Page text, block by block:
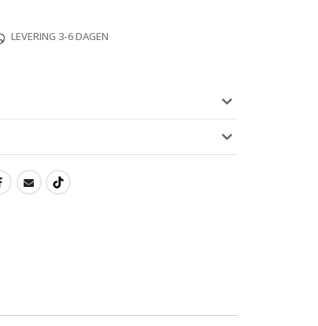
LEVERING 3-6 DAGEN